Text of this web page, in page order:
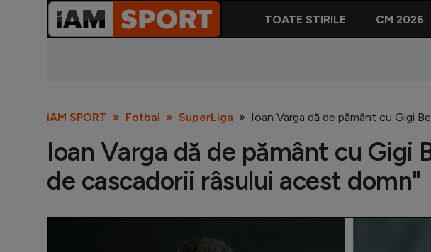
TOATE STIRILE CM 2026
iAM SPORT Fotbal SuperLiga Ioan Varga dă de pământ cu Gigi
Ioan Varga dă de pământ cu Gigi
de cascadorii râsului acest domn"